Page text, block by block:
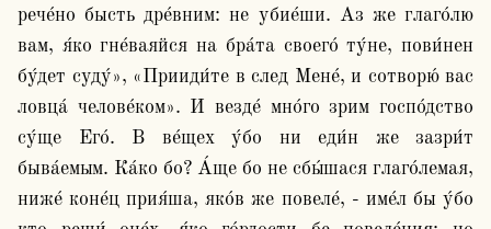
рече́но бысть дре́вним: не убие́ши. Аз же глаго́лю
вам, я́ко гне́ваяйся на бра́та своего́ ту́не, пови́нен
бу́дет суду́», «Прииди́те в след Мене́, и сотворю́ вас
ловца́ челове́ком». И везде́ мно́го зрим госпо́дство
су́ще Его́. В ве́щех у́бо ни еди́н же зазри́т
быва́емым. Ка́ко бо? А́ще бо не сбы́шася глаго́лемая,
ниже́ коне́ц прия́ша, яко́в же повеле́, - име́л бы у́бо